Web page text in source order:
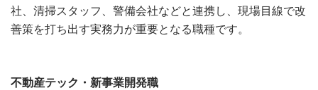
社、清掃スタッフ、警備会社などと連携し、現場目線で改
善策を打ち出す実務力が重要となる職種です。
不動産テック・新事業開発職